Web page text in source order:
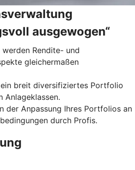
ausgewogen“
Rendite- und
gleichermaßen
breit diversifiziertes Portfolio
Anlageklassen.
der Anpassung Ihres Portfolios an
durch Profis.